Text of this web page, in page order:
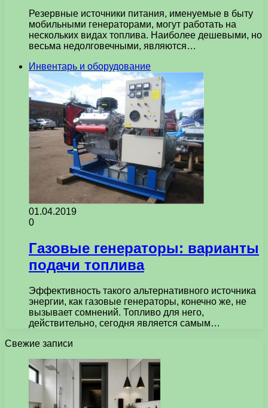
Резервные источники питания, именуемые в быту
мобильными генераторами, могут работать на
нескольких видах топлива. Наиболее дешевыми, но
весьма недолговечными, являются…
Инвентарь и оборудование
01.04.2019
0
Газовые генераторы: варианты
подачи топлива
Эффективность такого альтернативного источника
энергии, как газовые генераторы, конечно же, не
вызывает сомнений. Топливо для него,
действительно, сегодня является самым…
Свежие записи